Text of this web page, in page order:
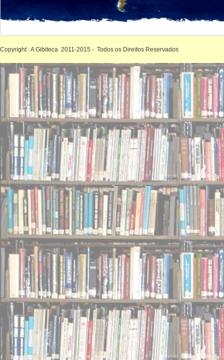
Copyright : A Gibiteca 2011-2015 - Todos os Direitos Reservados